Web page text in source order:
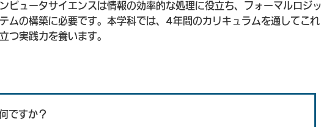
ピュータサイエンスは情報の効率的な処理に役立ち、フォーマルロジッ
ムの構築に必要です。本学科では、4年間のカリキュラムを通してこれ
つ実践力を養います。
ですか？